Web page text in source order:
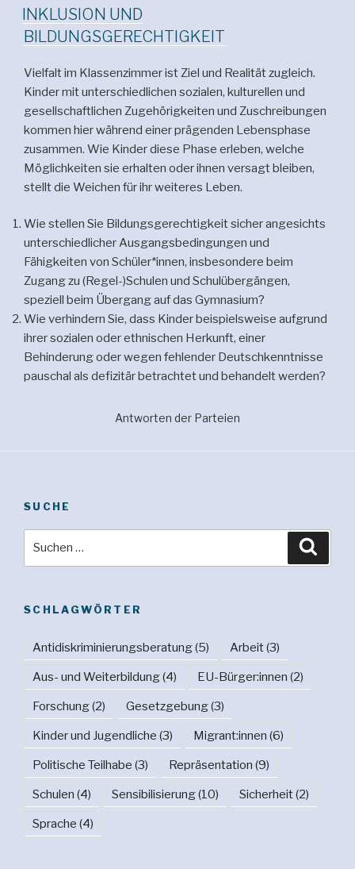
AM
INKLUSION UND
BILDUNGSGERECHTIGKEIT
Vielfalt im Klassenzimmer ist Ziel und Realität zugleich.
Kinder mit unterschiedlichen sozialen, kulturellen und
gesellschaftlichen Zugehörigkeiten und Zuschreibungen
kommen hier während einer prägenden Lebensphase
zusammen. Wie Kinder diese Phase erleben, welche
Möglichkeiten sie erhalten oder ihnen versagt bleiben,
stellt die Weichen für ihr weiteres Leben.
Wie stellen Sie Bildungsgerechtigkeit sicher angesichts
unterschiedlicher Ausgangsbedingungen und
Fähigkeiten von Schüler*innen, insbesondere beim
Zugang zu (Regel-)Schulen und Schulübergängen,
speziell beim Übergang auf das Gymnasium?
Wie verhindern Sie, dass Kinder beispielsweise aufgrund
ihrer sozialen oder ethnischen Herkunft, einer
Behinderung oder wegen fehlender Deutschkenntnisse
pauschal als defizitär betrachtet und behandelt werden?
Antworten der Parteien
SUCHE
SCHLAGWÖRTER
Antidiskriminierungsberatung(5) Arbeit(3)
Aus- und Weiterbildung(4) EU-Bürger:innen (2)
Forschung(2) Gesetzgebung(3)
Kinder und Jugendliche (3) Migrant:innen (6)
Politische Teilhabe (3) Repräsentation (9)
Schulen (4) Sensibilisierung(10) Sicherheit(2)
Sprache (4)